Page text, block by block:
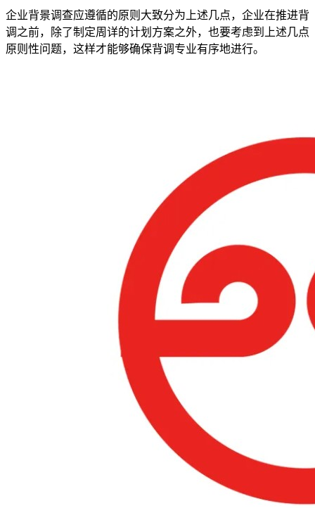
企业背景调查应遵循的原则大致分为上述几点，企业在推进背
调之前，除了制定周详的计划方案之外，也要考虑到上述几点
原则性问题，这样才能够确保背调专业有序地进行。